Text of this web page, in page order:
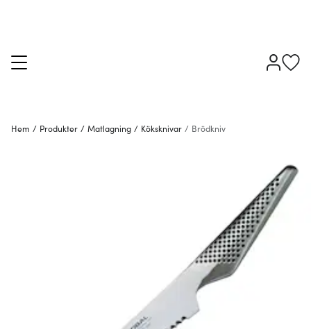
Hem / Produkter / Matlagning / Köksknivar / Brödkniv